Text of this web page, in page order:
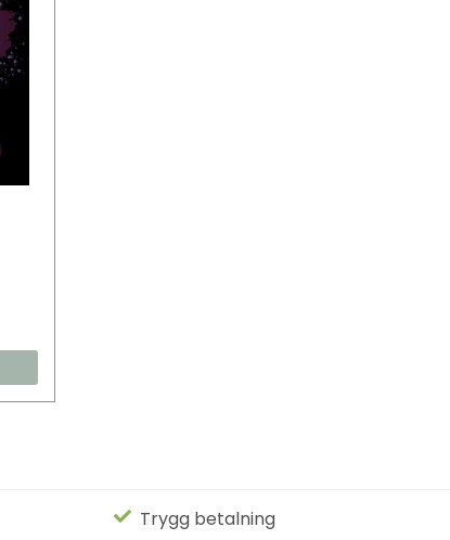
Trygg betalning